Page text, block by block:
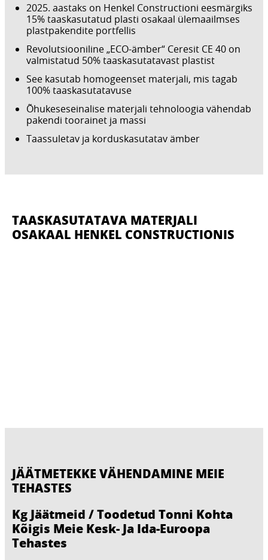
2025. aastaks on Henkel Constructioni eesmärgiks
15% taaskasutatud plasti osakaal ülemaailmses
plastpakendite portfellis
Revolutsiooniline „ECO-ämber“ Ceresit CE 40 on
valmistatud 50% taaskasutatavast plastist
See kasutab homogeenset materjali, mis tagab
100% taaskasutatavuse
Õhukeseseinalise materjali tehnoloogia vähendab
pakendi toorainet ja massi
Taassuletav ja korduskasutatav ämber
TAASKASUTATAVA MATERJALI
OSAKAAL HENKEL CONSTRUCTIONIS
JÄÄTMETEKKE VÄHENDAMINE MEIE
TEHASTES
Kg Jäätmeid / Toodetud Tonni Kohta
Kõigis Meie Kesk- Ja Ida-Euroopa
Tehastes